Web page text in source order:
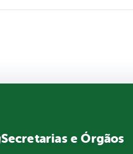
Secretarias e Órgãos